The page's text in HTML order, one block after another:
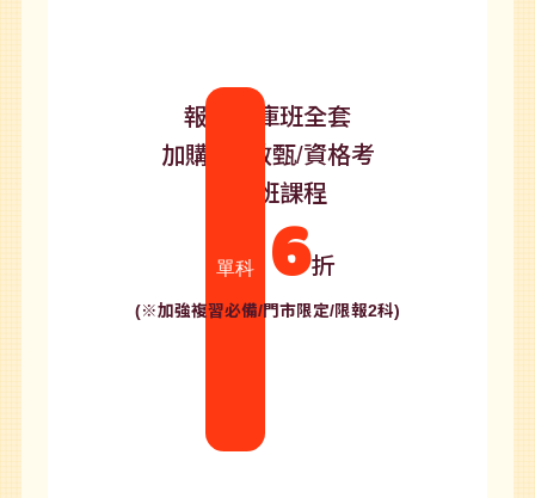
報名題庫班全套
加購115教甄/資格考
正規班課程
單科 6折
(※加強複習必備/門市限定/限報2科)